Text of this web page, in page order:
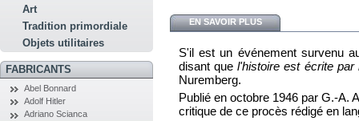
Art
Tradition primordiale
Objets utilitaires
FABRICANTS
Abel Bonnard
Adolf Hitler
Adriano Scianca
EN SAVOIR PLUS
S'il est un événement survenu
disant quel'histoire est écrite par
Nuremberg.
Publié en octobre 1946 par G.-A.
critique de ce procès rédigé en